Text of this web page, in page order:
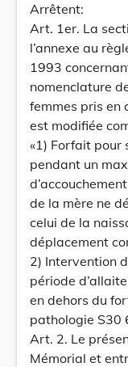
Arrêtent:
Art. 1er. La
l’annexe au
1993
nomenclature
femmes pris en
est modifiée
«1) Forfait pour
pendant un
de la mère ne
celui de la
déplacement
2) Intervention
période
en dehors du
pathologie S30
Art. 2. Le
Mémorial et